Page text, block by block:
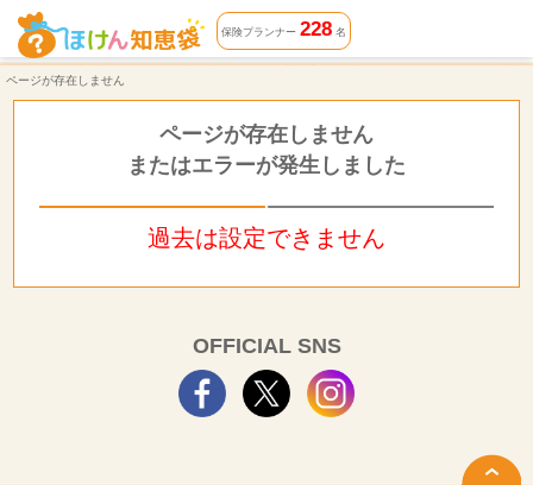
ページが存在しません | ほけん知恵袋
保険プランナー 228名
ページが存在しません
ページが存在しません
またはエラーが発生しました
過去は設定できません
OFFICIAL SNS